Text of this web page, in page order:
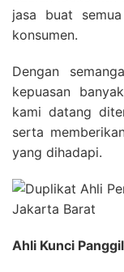
jasa buat
konsumen.
Dengan
kepuasan
kami datang
serta
yang dihadapi.
Ahli Kunci